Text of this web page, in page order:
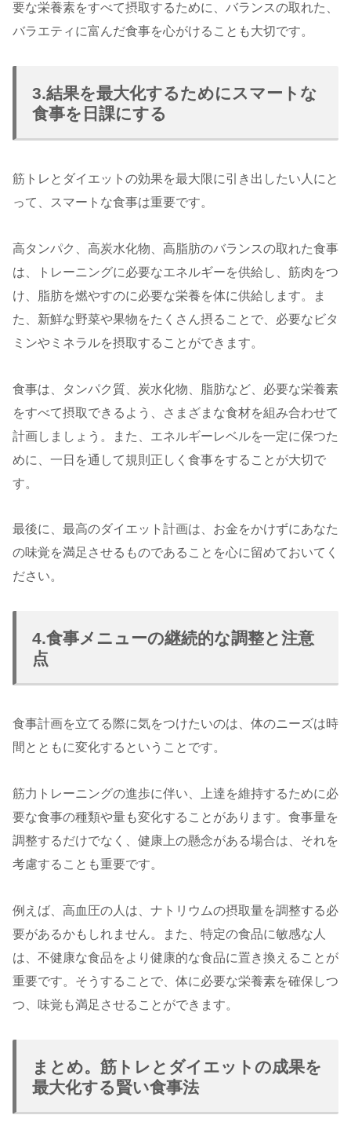
要な栄養素をすべて摂取するために、バランスの取れた、
バラエティに富んだ食事を心がけることも大切です。
3.結果を最大化するためにスマートな
食事を日課にする
筋トレとダイエットの効果を最大限に引き出したい人にと
って、スマートな食事は重要です。
高タンパク、高炭水化物、高脂肪のバランスの取れた食事
は、トレーニングに必要なエネルギーを供給し、筋肉をつ
け、脂肪を燃やすのに必要な栄養を体に供給します。ま
た、新鮮な野菜や果物をたくさん摂ることで、必要なビタ
ミンやミネラルを摂取することができます。
食事は、タンパク質、炭水化物、脂肪など、必要な栄養素
をすべて摂取できるよう、さまざまな食材を組み合わせて
計画しましょう。また、エネルギーレベルを一定に保つた
めに、一日を通して規則正しく食事をすることが大切で
す。
最後に、最高のダイエット計画は、お金をかけずにあなた
の味覚を満足させるものであることを心に留めておいてく
ださい。
4.食事メニューの継続的な調整と注意
点
食事計画を立てる際に気をつけたいのは、体のニーズは時
間とともに変化するということです。
筋力トレーニングの進歩に伴い、上達を維持するために必
要な食事の種類や量も変化することがあります。食事量を
調整するだけでなく、健康上の懸念がある場合は、それを
考慮することも重要です。
例えば、高血圧の人は、ナトリウムの摂取量を調整する必
要があるかもしれません。また、特定の食品に敏感な人
は、不健康な食品をより健康的な食品に置き換えることが
重要です。そうすることで、体に必要な栄養素を確保しつ
つ、味覚も満足させることができます。
まとめ。筋トレとダイエットの成果を
最大化する賢い食事法